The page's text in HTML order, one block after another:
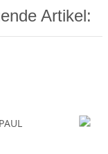
Artikel: